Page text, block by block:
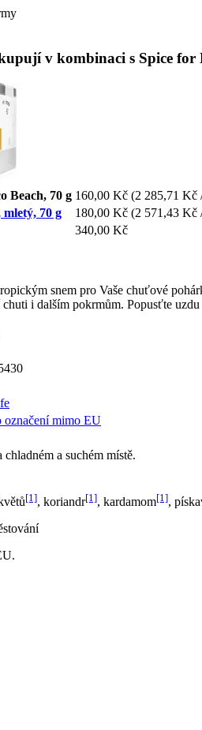
v kombinaci s Spice
Beach, 70 g 160,00 Kč (2 285,71 Kč
70 g
180,00 Kč (2 571,43 Kč
340,00 Kč
snem pro Vaše chuťové
i dalším pokrmům. Popusťte
označení mimo EU
chladném a suchém místě.
[1], koriandr[1], kardamom[1],